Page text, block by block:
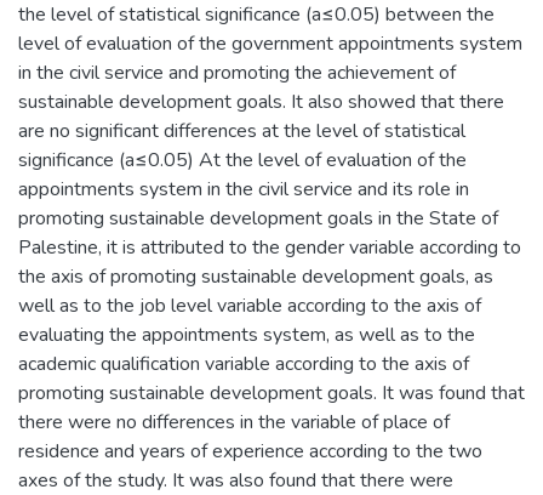
the level of statistical significance (a≤0.05) between the
level of evaluation of the government appointments system
in the civil service and promoting the achievement of
sustainable development goals. It also showed that there
are no significant differences at the level of statistical
significance (a≤0.05) At the level of evaluation of the
appointments system in the civil service and its role in
promoting sustainable development goals in the State of
Palestine, it is attributed to the gender variable according to
the axis of promoting sustainable development goals, as
well as to the job level variable according to the axis of
evaluating the appointments system, as well as to the
academic qualification variable according to the axis of
promoting sustainable development goals. It was found that
there were no differences in the variable of place of
residence and years of experience according to the two
axes of the study. It was also found that there were